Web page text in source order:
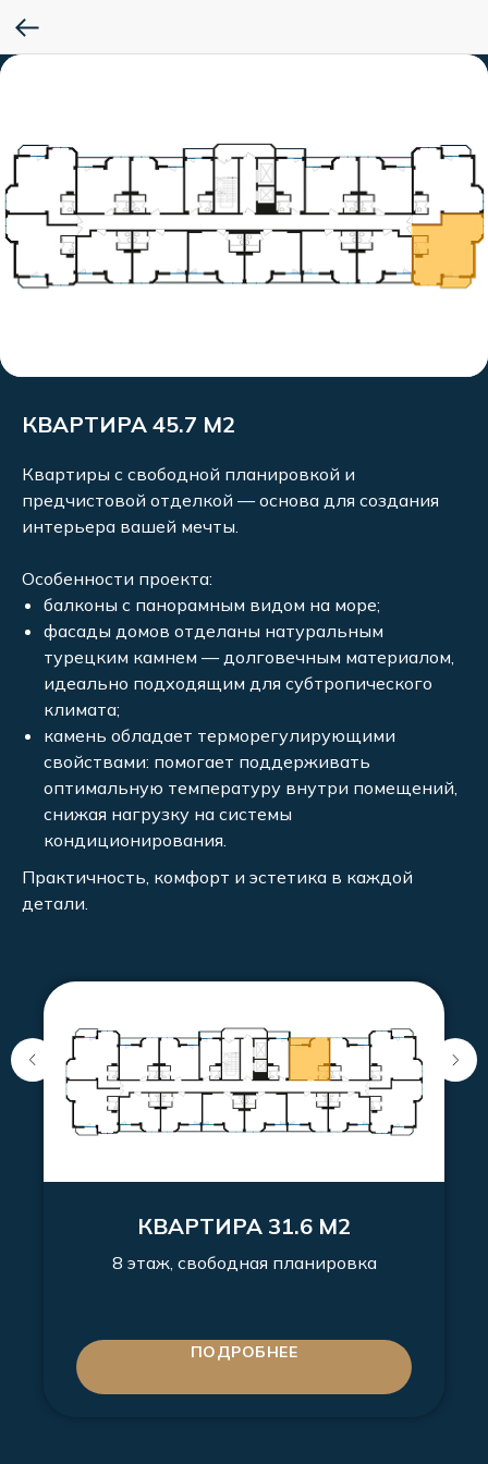
КВАРТИРА 45.7 М2
Квартиры с свободной планировкой и
предчистовой отделкой — основа для создания
интерьера вашей мечты.
Особенности проекта:
балконы с панорамным видом на море;
фасады домов отделаны натуральным
турецким камнем — долговечным материалом,
идеально подходящим для субтропического
климата;
камень обладает терморегулирующими
свойствами: помогает поддерживать
оптимальную температуру внутри помещений,
снижая нагрузку на системы
кондиционирования.
Практичность, комфорт и эстетика в каждой
детали.
КВАРТИРА 31.6 М2
8 этаж, свободная планировка
ПОДРОБНЕЕ